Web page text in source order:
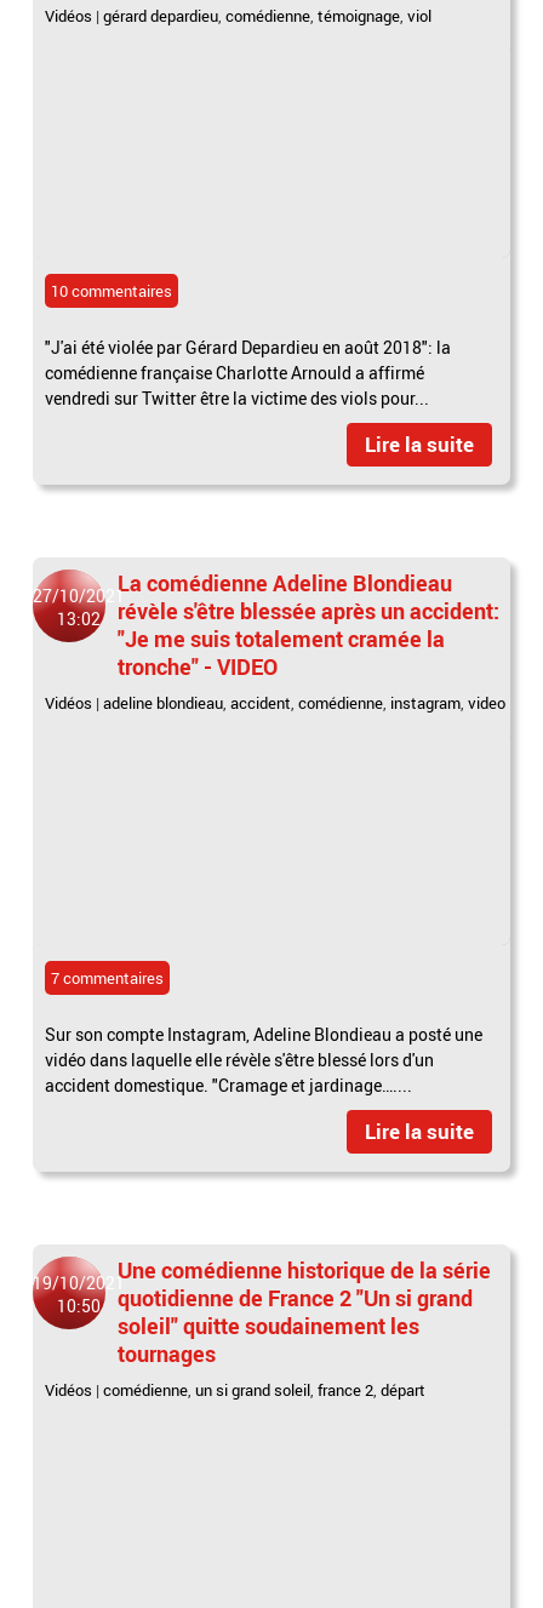
Vidéos |gérard depardieu,comédienne,témoignage,viol
10 commentaires
"J'ai été violée par Gérard Depardieu en août 2018": la
comédienne française Charlotte Arnould a affirmé
vendredi sur Twitter être la victime des viols pour...
Lire la suite
27/10/2021
13:02
La comédienne Adeline Blondieau
révèle s'être blessée après un accident:
"Je me suis totalement cramée la
tronche" - VIDEO
Vidéos |adeline blondieau,accident,comédienne, instagram,video
7 commentaires
Sur son compte Instagram, Adeline Blondieau a posté une
vidéo dans laquelle elle révèle s'être blessé lors d'un
accident domestique. "Cramage et jardinage…....
Lire la suite
19/10/2021
10:50
Une comédienne historique de la série
quotidienne de France 2 "Un si grand
soleil" quitte soudainement les
tournages
Vidéos |comédienne,un si grand soleil,france 2,départ